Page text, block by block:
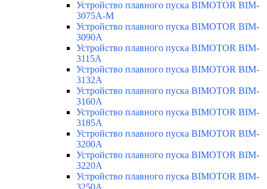
Устройство плавного пуска BIMOTOR BIM-
3075A-M
Устройство плавного пуска BIMOTOR BIM-
3090A
Устройство плавного пуска BIMOTOR BIM-
3115A
Устройство плавного пуска BIMOTOR BIM-
3132A
Устройство плавного пуска BIMOTOR BIM-
3160A
Устройство плавного пуска BIMOTOR BIM-
3185A
Устройство плавного пуска BIMOTOR BIM-
3200A
Устройство плавного пуска BIMOTOR BIM-
3220A
Устройство плавного пуска BIMOTOR BIM-
3250A